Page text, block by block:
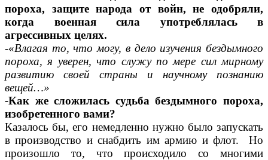
пороха, защите народа от войн, не одобряли,
когда военная сила употреблялась в
агрессивных целях.
-«Влагая то, что могу, в дело изучения бездымного
пороха, я уверен, что служу по мере сил мирному
развитию своей страны и научному познанию
вещей…»
-Как же сложилась судьба бездымного пороха,
изобретенного вами?
Казалось бы, его немедленно нужно было запускать
в производство и снабдить им армию и флот. Но
произошло то, что происходило со многими